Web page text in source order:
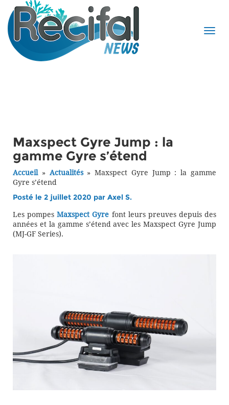
Maxspect Gyre Jump : la
gamme Gyre s’étend
Accueil» Actualités»Maxspect Gyre Jump : la gamme
Gyre s’étend
Posté le 2 juillet 2020 par Axel S.
Les pompesMaxspect Gyre font leurs preuves depuis des
années et la gamme s’étend avec les Maxspect Gyre Jump
(MJ-GF Series).